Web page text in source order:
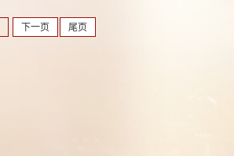
下一页 尾页